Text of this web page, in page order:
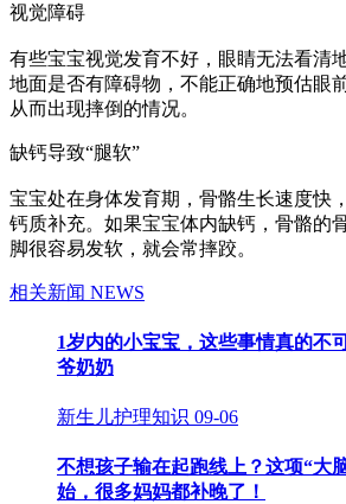
视觉障碍
有些宝宝视觉发育不好，眼睛无法看清
地面是否有障碍物，不能正确地预估眼
从而出现摔倒的情况。
缺钙导致“腿软”
宝宝处在身体发育期，骨骼生长速度快
钙质补充。如果宝宝体内缺钙，骨骼的
脚很容易发软，就会常摔跤。
相关新闻 NEWS
1岁内的小宝宝，这些事情真的不
爷奶奶
新生儿护理知识 09-06
不想孩子输在起跑线上？这项“大
始，很多妈妈都补晚了！